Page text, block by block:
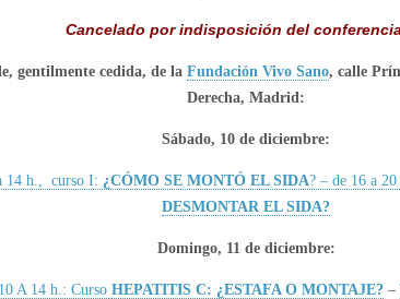
Cancelado por indisposición del
gentilmente cedida, de la Fundación Vivo Sano, calle
Derecha, Madrid:
Sábado, 10 de diciembre:
14 h., curso I: ¿CÓMO SE MONTÓ EL SIDA? – de 16 a
DESMONTAR EL SIDA?
Domingo, 11 de diciembre:
A 14 h.: Curso HEPATITIS C: ¿ESTAFA O MONTAJE? –